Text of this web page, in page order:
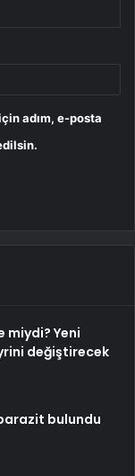
adım, e-posta
miydi? Yeni
değiştirecek
bulundu